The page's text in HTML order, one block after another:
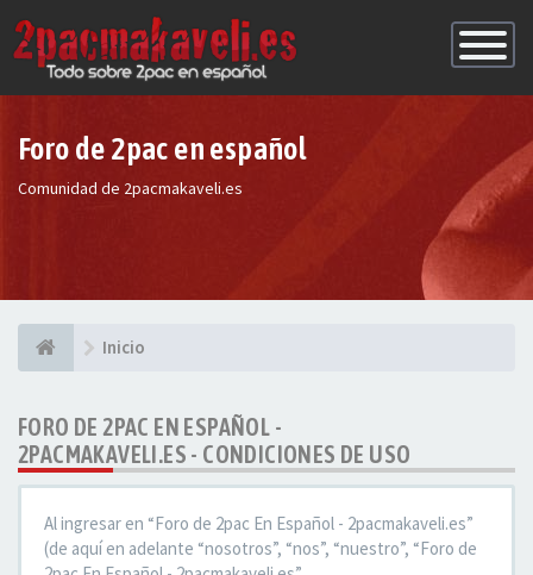
de
Foro de 2pac en español
Comunidad de 2pacmakaveli.es
Inicio
FORO DE 2PAC EN ESPAÑOL -
2PACMAKAVELI.ES - CONDICIONES DE USO
Al ingresar en “Foro de 2pac En Español - 2pacmakaveli.es”
(de aquí en adelante “nosotros”, “nos”, “nuestro”, “Foro de